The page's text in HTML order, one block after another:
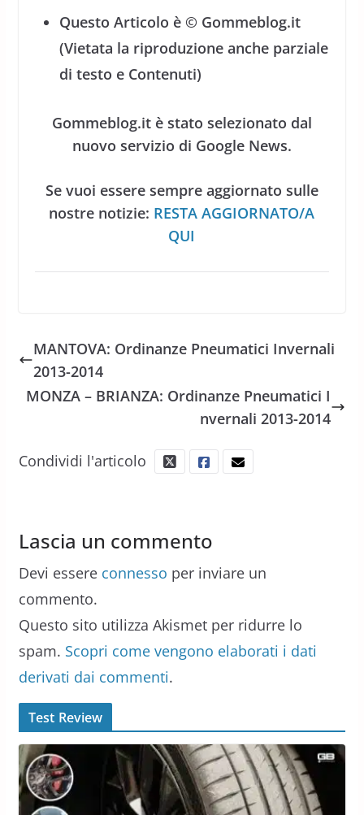
Questo Articolo è © Gommeblog.it
(Vietata la riproduzione anche parziale
di testo e Contenuti)
Gommeblog.it è stato selezionato dal
nuovo servizio di Google News.
Se vuoi essere sempre aggiornato sulle
nostre notizie: RESTA AGGIORNATO/A
QUI
MANTOVA: Ordinanze Pneumatici Invernali
2013-2014
MONZA – BRIANZA: Ordinanze Pneumatici I
nvernali 2013-2014
Condividi l'articolo
Lascia un commento
Devi essere connesso per inviare un
commento.
Questo sito utilizza Akismet per ridurre lo
spam. Scopri come vengono elaborati i dati
derivati dai commenti.
Test Review